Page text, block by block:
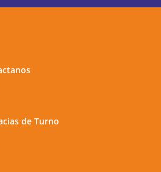
de Turno